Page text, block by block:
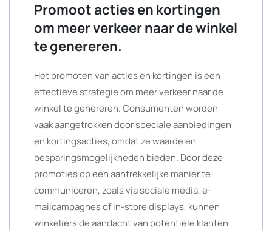
Promoot acties en kortingen
om meer verkeer naar de winkel
te genereren.
Het promoten van acties en kortingen is een
effectieve strategie om meer verkeer naar de
winkel te genereren. Consumenten worden
vaak aangetrokken door speciale aanbiedingen
en kortingsacties, omdat ze waarde en
besparingsmogelijkheden bieden. Door deze
promoties op een aantrekkelijke manier te
communiceren, zoals via sociale media, e-
mailcampagnes of in-store displays, kunnen
winkeliers de aandacht van potentiële klanten